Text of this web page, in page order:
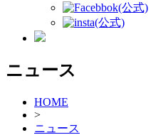
(公式)
(公式)
ニュース
HOME
>
ニュース